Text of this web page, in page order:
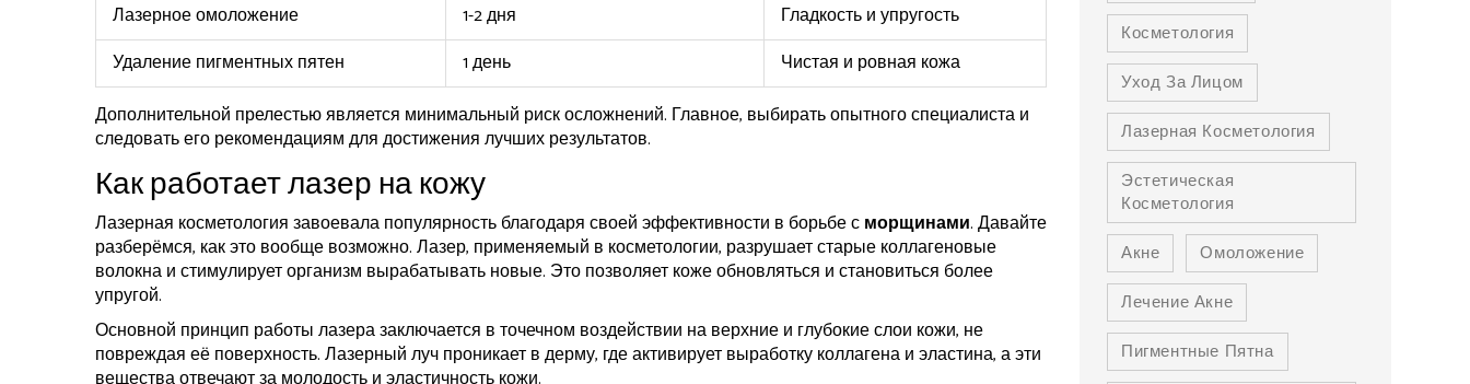
Лазерное омоложение
1-2 дня
Гладкость и упругость
Удаление пигментных пятен
1 день
Чистая и ровная кожа
Дополнительной прелестью является минимальный риск осложнений. Главное, выбирать опытного специалиста и
следовать его рекомендациям для достижения лучших результатов.
Как работает лазер на кожу
Лазерная косметология завоевала популярность благодаря своей эффективности в борьбе сморщинами. Давайте
разберёмся, как это вообще возможно. Лазер, применяемый в косметологии, разрушает старые коллагеновые
волокна и стимулирует организм вырабатывать новые. Это позволяет коже обновляться и становиться более
упругой.
Основной принцип работы лазера заключается в точечном воздействии на верхние и глубокие слои кожи, не
повреждая её поверхность. Лазерный луч проникает в дерму, где активирует выработку коллагена и эластина, а эти
Косметология
Уход За Лицом
Лазерная Косметология
Эстетическая
Косметология
Акне
Омоложение
Лечение Акне
Пигментные Пятна